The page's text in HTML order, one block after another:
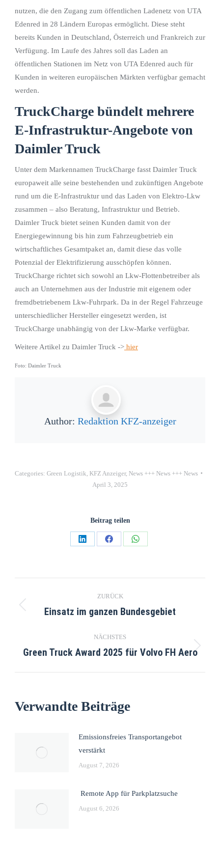
nutzen, die den Zugang zum öffentlichen Ladenetz von UTA
Edenred in 28 Ländern Europas ermöglicht. Diese steht
bereits Kunden in Deutschland, Österreich und Frankreich zur
Verfügung. Im Laufe des Jahres soll das Laden an
öffentlichen Stationen im Netz von UTA Edenred auch für
Kunden in weiteren europäischen Märkten verfügbar gemacht
werden.
TruckCharge bündelt mehrere
E-Infrastruktur-Angebote von
Daimler Truck
Unter dem Markennamen TruckCharge fasst Daimler Truck
europaweit alle seine bestehenden und zukünftigen Angebote
rund um die E-Infrastruktur und das Laden von Elektro-Lkw
zusammen – also Beratung, Infrastruktur und Betrieb.
Daimler Truck bietet seinen Kunden damit von der
Energiegewinnung bis hin zum Fahrzeugbetrieb ein
wirtschaftliches Gesamtpaket an, damit diese das volle
Potenzial der Elektrifizierung ausschöpfen können.
TruckCharge richtet sich sowohl an Lkw-Flottenbetreiber als
auch an Unternehmen aus der Industrie mit eigenem oder
fremdbetriebenem Lkw-Fuhrpark. Da in der Regel Fahrzeuge
unterschiedlicher Hersteller eingesetzt werden, ist
TruckCharge unabhängig von der Lkw-Marke verfügbar.
Weitere Artikel zu Daimler Truck -> hier
Foto: Daimler Truck
Author: Redaktion KFZ-anzeiger
Categories: Green Logistik KFZ Anzeiger, News +++ News +++ News
April 3, 2025
Beitrag teilen
ZURÜCK
Einsatz im ganzen Bundesgebiet
NÄCHSTES
Green Truck Award 2025 für Volvo FH Aero
Verwandte Beiträge
Emissionsfreies Transportangebot
verstärkt
August 7, 2026
Remote App für Parkplatzsuche
August 6, 2026